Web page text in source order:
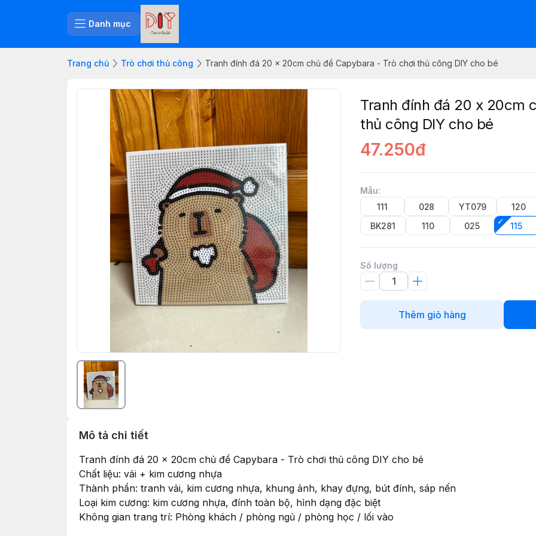
Danh mục
Trang chủ Trò chơi thủ công Tranh đính đá 20 x 20cm chủ đề Capybara - Trò chơi thủ công DIY cho bé
Tranh đính đá 20 x 20cm
thủ công DIY cho bé
47.250đ
Mẫu:
111
028 YT079 120
BK281
110 025 115
Số lượng
Thêm giỏ hàng
Mô tả chi tiết
Tranh đính đá 20 x 20cm chủ đề Capybara - Trò chơi thủ công DIY cho bé
Chất liệu: vải + kim cương nhựa
Thành phần: tranh vải, kim cương nhựa, khung ảnh, khay đựng, bút đính, sáp nến
Loại kim cương: kim cương nhựa, đính toàn bộ, hình dạng đặc biệt
Không gian trang trí: Phòng khách / phòng ngủ / phòng học / lối vào